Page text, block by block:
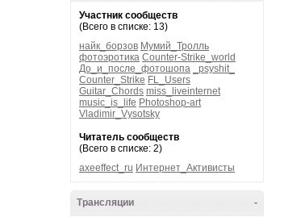
Участник сообществ
(Всего в списке: 13)
найк_борзов Мумий_Тролль
фотоэротика Counter-Strike_world
До_и_после_фотошопа
_psyshit_
Counter_Strike FL_Users
Guitar_Chords miss_liveinternet
music_is_life Photoshop-art
Vladimir_Vysotsky
Читатель сообществ
(Всего в списке: 2)
axeeffect_ru Интернет_Активисты
-
Трансляции